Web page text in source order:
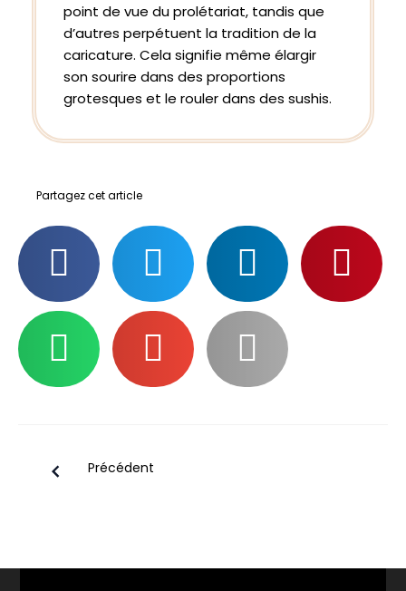
point de vue du prolétariat, tandis que
d’autres perpétuent la tradition de la
caricature. Cela signifie même élargir
son sourire dans des proportions
grotesques et le rouler dans des sushis.
Partagez cet article
Précédent